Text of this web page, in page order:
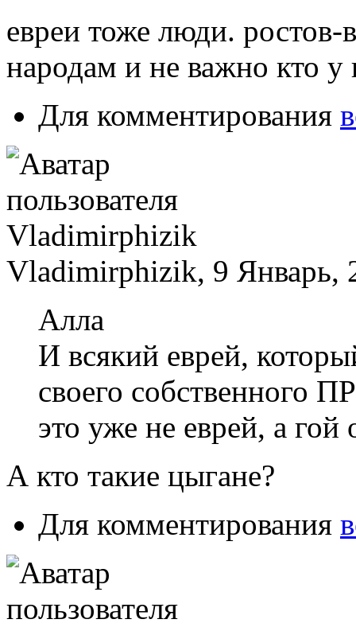
евреи тоже люди.
народам и не важно кто у
Для комментирования
Vladimirphizik, 9 Январь,
Алла
И всякий еврей,
своего
это уже не еврей, а
А кто такие цыгане?
Для комментирования